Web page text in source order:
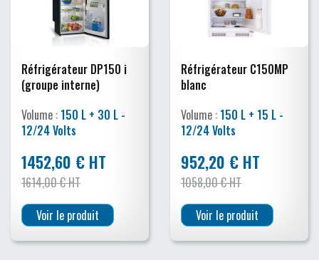
Réfrigérateur DP150 i
(groupe interne)
Volume : 150 L + 30 L -
12/24 Volts
1452,60 € HT
1614,00 € HT
Voir le produit
Réfrigérateur C150MP
blanc
Volume : 150 L + 15 L -
12/24 Volts
952,20 € HT
1058,00 € HT
Voir le produit